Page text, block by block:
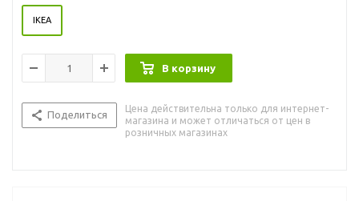
IKEA
В корзину
Поделиться
Цена действительна только для интернет-
магазина и может отличаться от цен в
розничных магазинах